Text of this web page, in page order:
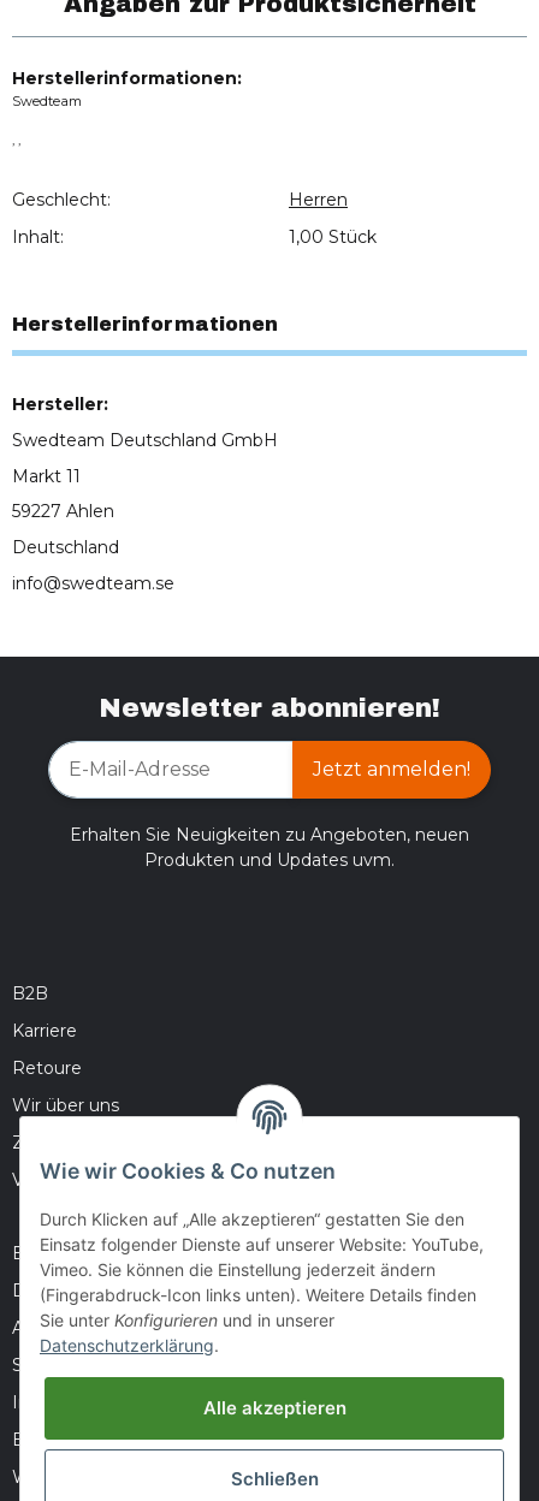
Herstellerinformationen:
Swedteam
, ,
Geschlecht:
Herren
Inhalt:
1,00 Stück
Herstellerinformationen
Hersteller:
Swedteam Deutschland GmbH
Markt 11
59227 Ahlen
Deutschland
info@swedteam.se
Newsletter abonnieren!
Jetzt anmelden!
Erhalten Sie Neuigkeiten zu Angeboten, neuen
Produkten und Updates uvm.
B2B
Karriere
Retoure
Wir über uns
Zahlungsmöglichkeiten
Versandinformationen
Barrierefreiheitserklärung
Datenschutz
AGB
Sitemap
Impressum
Batteriegesetzhinweise
Widerrufsrecht
Wie wir Cookies & Co nutzen
Durch Klicken auf „Alle akzeptieren“ gestatten Sie den
Einsatz folgender Dienste auf unserer Website: YouTube,
Vimeo. Sie können die Einstellung jederzeit ändern
(Fingerabdruck-Icon links unten). Weitere Details finden
Sie unter Konfigurieren und in unserer
Datenschutzerklärung.
Alle akzeptieren
Schließen